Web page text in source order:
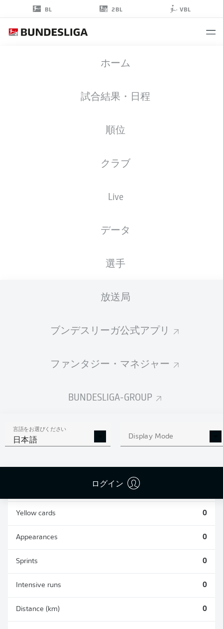
BL 2BL VBL
ホーム
試合結果・日程
順位
クラブ
Live
データ
選手
放送局
ブンデスリーガ公式アプリ
ファンタジー・マネジャー
BUNDESLIGA-GROUP
言語をお選びください
日本語 Display Mode
ログイン
07.01.2005
統計 シーズン 2024/2025
AERIAL DUELS
WON
Yellow cards 0
Appearances 0
Sprints 0
Intensive runs 0
Distance (km) 0